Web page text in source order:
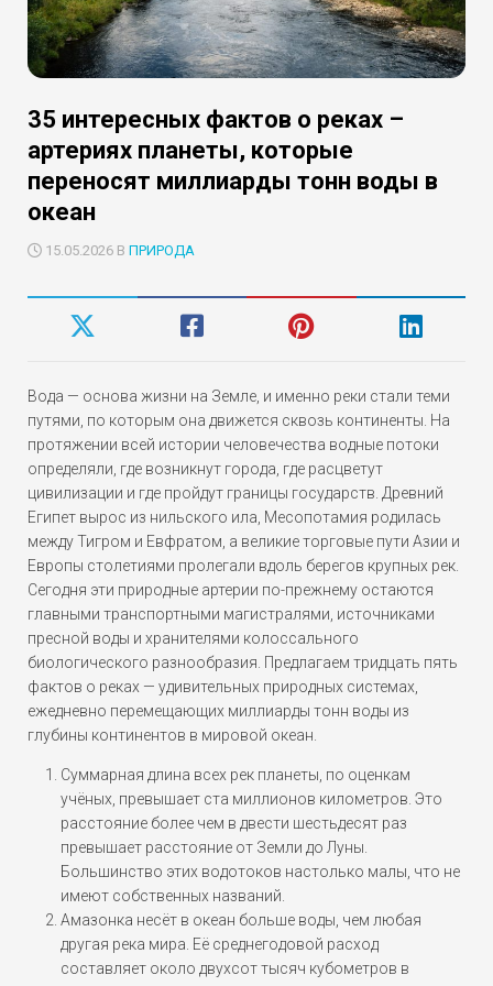
35 интересных фактов о реках –
артериях планеты, которые
переносят миллиарды тонн воды в
океан
15.05.2026 В ПРИРОДА
Вода — основа жизни на Земле, и именно реки стали теми
путями, по которым она движется сквозь континенты. На
протяжении всей истории человечества водные потоки
определяли, где возникнут города, где расцветут
цивилизации и где пройдут границы государств. Древний
Египет вырос из нильского ила, Месопотамия родилась
между Тигром и Евфратом, а великие торговые пути Азии и
Европы столетиями пролегали вдоль берегов крупных рек.
Сегодня эти природные артерии по-прежнему остаются
главными транспортными магистралями, источниками
пресной воды и хранителями колоссального
биологического разнообразия. Предлагаем тридцать пять
фактов о реках — удивительных природных системах,
ежедневно перемещающих миллиарды тонн воды из
глубины континентов в мировой океан.
Суммарная длина всех рек планеты, по оценкам
учёных, превышает ста миллионов километров. Это
расстояние более чем в двести шестьдесят раз
превышает расстояние от Земли до Луны.
Большинство этих водотоков настолько малы, что не
имеют собственных названий.
Амазонка несёт в океан больше воды, чем любая
другая река мира. Её среднегодовой расход
составляет около двухсот тысяч кубометров в